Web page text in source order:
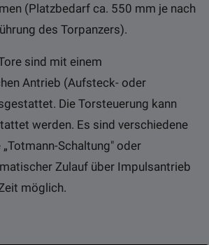
(Platzbedarf ca. 550 mm je nach
des Torpanzers).
sind mit einem
Antrieb (Aufsteck- oder
Die Torsteuerung kann
werden. Es sind verschiedene
Schaltung" oder
Zulauf über Impulsantrieb
möglich.